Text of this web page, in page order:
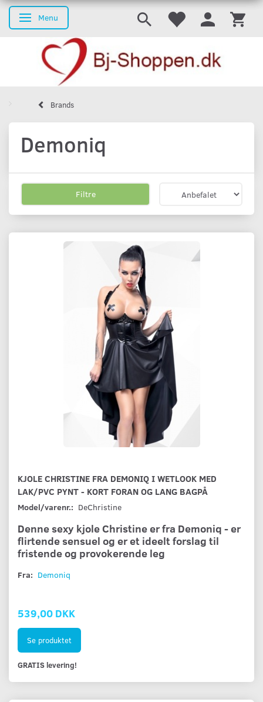
Skifte navigation
Menu
Brands
Demoniq
Filtre
KJOLE CHRISTINE FRA DEMONIQ I WETLOOK MED
LAK/PVC PYNT - KORT FORAN OG LANG BAGPÅ
Model/varenr.: DeChristine
Denne sexy kjole Christine er fra Demoniq - er
flirtende sensuel og er et ideelt forslag til
fristende og provokerende leg
Fra: Demoniq
539,00 DKK
Se produktet
GRATIS levering!